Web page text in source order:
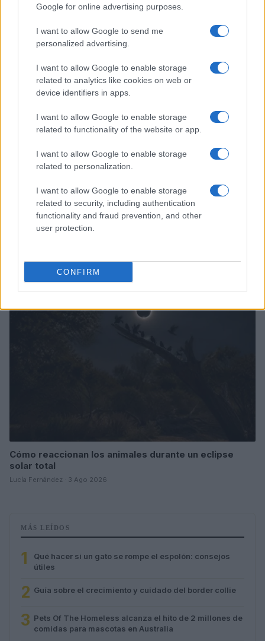
Google for online advertising purposes.
I want to allow Google to send me
personalized advertising.
I want to allow Google to enable storage
related to analytics like cookies on web or
device identifiers in apps.
I want to allow Google to enable storage
related to functionality of the website or app.
I want to allow Google to enable storage
related to personalization.
I want to allow Google to enable storage
related to security, including authentication
functionality and fraud prevention, and other
user protection.
CONFIRM
dañarlas
Javier Ortega · 5 Ago 2026
OTROS ANIMALES
Javier Ortega · 5 Ago 2026
Cómo reaccionan los animales durante un eclipse
solar total
Lucía Fernández · 3 Ago 2026
MÁS LEÍDOS
1
Qué hacer si un gato se rompe el espolón: consejos
útiles
2 Guía sobre el crecimiento y cuidado del border collie
3 Pets Of The Homeless alcanza el hito de 2 millones de
comidas para mascotas en Australia